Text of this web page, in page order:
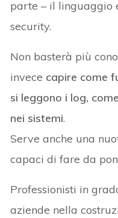
parte – il linguaggio
security.
Non basterà più
invece capire come
si leggono i log,
nei sistemi.
Serve anche una
capaci di fare da
Professionisti in
aziende nella